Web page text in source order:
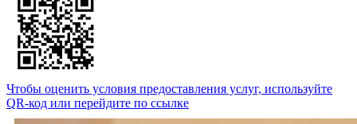
Чтобы оценить условия предоставления услуг, используйте
QR-код или перейдите по ссылке